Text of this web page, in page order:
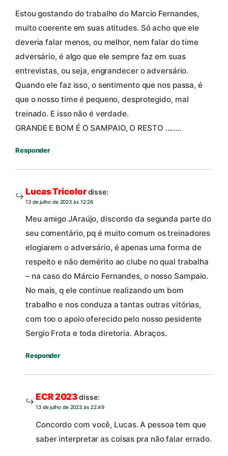
Estou gostando do trabalho do Marcio Fernandes,
muito coerente em suas atitudes. Só acho que ele
deveria falar menos, ou melhor, nem falar do time
adversário, é algo que ele sempre faz em suas
entrevistas, ou seja, engrandecer o adversário.
Quando ele faz isso, o sentimento que nos passa, é
que o nosso time é pequeno, desprotegido, mal
treinado. E isso não é verdade.
GRANDE E BOM É O SAMPAIO, O RESTO ……..
Responder
Lucas Tricolordisse:
13 de julho de 2023 às 12:26
Meu amigo JAraújo, discordo da segunda parte do
seu comentário, pq é muito comum os treinadores
elogiarem o adversário, é apenas uma forma de
respeito e não demérito ao clube no qual trabalha
– na caso do Márcio Fernandes, o nosso Sampaio.
No mais, q ele continue realizando um bom
trabalho e nos conduza a tantas outras vitórias,
com too o apoio oferecido pelo nosso pesidente
Sergio Frota e toda diretoria. Abraços.
Responder
ECR 2023disse:
13 de julho de 2023 às 22:49
Concordo com você, Lucas. A pessoa tem que
saber interpretar as coisas pra não falar errado.